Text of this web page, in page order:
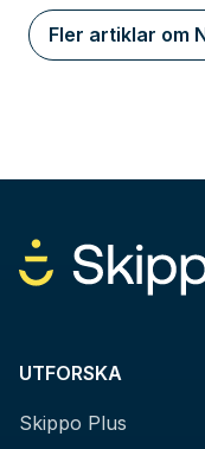
Fler artiklar om
UTFORSKA
Skippo Plus